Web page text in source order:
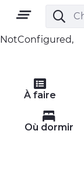
NotConfigured,
À faire
Où dormir